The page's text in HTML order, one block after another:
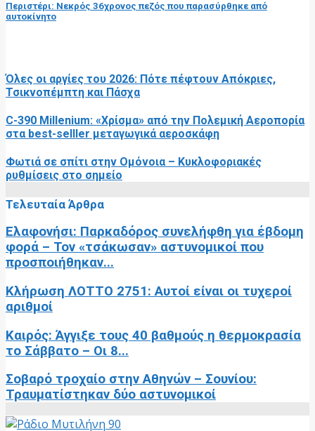
Περιστέρι: Νεκρός 36χρονος πεζός που παρασύρθηκε από
αυτοκίνητο
Όλες οι αργίες του 2026: Πότε πέφτουν Απόκριες,
Τσικνοπέμπτη και Πάσχα
C-390 Millenium: «Χρίσμα» από την Πολεμική Αεροπορία
στα best-selller μεταγωγικά αεροσκάφη
Φωτιά σε σπίτι στην Ομόνοια – Κυκλοφοριακές
ρυθμίσεις στο σημείο
Τελευταία Άρθρα
Ελαφονήσι: Παρκαδόρος συνελήφθη για έβδομη
φορά – Τον «τσάκωσαν» αστυνομικοί που
προσποιήθηκαν...
Κλήρωση ΛΟΤΤΟ 2751: Αυτοί είναι οι τυχεροί
αριθμοί
Καιρός: Άγγιξε τους 40 βαθμούς η θερμοκρασία
το Σάββατο – Οι 8...
Σοβαρό τροχαίο στην Αθηνών – Σουνίου:
Τραυματίστηκαν δύο αστυνομικοί